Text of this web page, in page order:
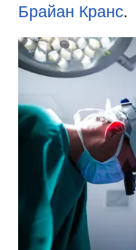
Брайан Кранс.